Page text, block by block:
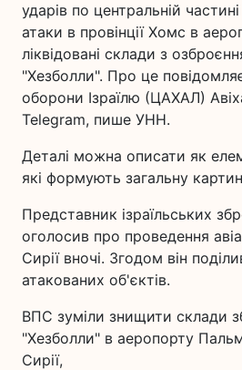
ударів по центральній
атаки в провінції Хомс в
ліквідовані склади з
"Хезболли". Про це
оборони Ізраїлю (ЦАХАЛ)
Telegram, пише УНН.
Деталі можна описати як
які формують загальну
Представник ізраїльських
оголосив про проведення
Сирії вночі. Згодом він
атакованих об'єктів.
ВПС зуміли знищити склади
"Хезболли" в аеропорту
Сирії,